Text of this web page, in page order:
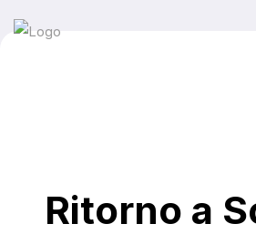
Ritorno a